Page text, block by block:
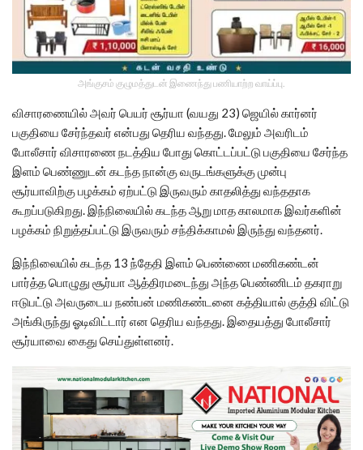
அங்குசம் குழுமத்துடன் இணைந்து பணியாற்ற வாய்ப்பு.
விசாரணையில் அவர் பெயர் சூர்யா (வயது 23) ஜெயில் கார்னர்
பகுதியை சேர்ந்தவர் என்பது தெரிய வந்தது. மேலும் அவரிடம்
போலீசார் விசாரணை நடத்திய போது கொட்டப்பட்டு பகுதியை சேர்ந்த
இளம் பெண்ணுடன் கடந்த நான்கு வருடங்களுக்கு முன்பு
சூர்யாவிற்கு பழக்கம் ஏற்பட்டு இருவரும் காதலித்து வந்ததாக
கூறப்படுகிறது. இந்நிலையில் கடந்த ஆறு மாத காலமாக இவர்களின்
பழக்கம் நிறுத்தப்பட்டு இருவரும் சந்திக்காமல் இருந்து வந்தனர்.
இந்நிலையில் கடந்த 13 ந்தேதி இளம் பெண்ணை மணிகண்டன்
பார்த்த பொழுது சூர்யா ஆத்திரமடைந்து அந்த பெண்ணிடம் தகராறு
ஈடுபட்டு அவருடைய நண்பன் மணிகண்டனை கத்தியால் குத்தி விட்டு
அங்கிருந்து ஓடிவிட்டார் என தெரிய வந்தது. இதையத்து போலீசார்
சூர்யாவை கைது செய்துள்ளனர்.